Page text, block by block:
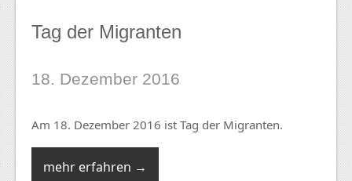
Tag der Migranten
18. Dezember 2016
Am 18. Dezember 2016 ist Tag der Migranten.
mehr erfahren →